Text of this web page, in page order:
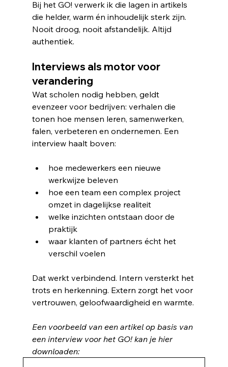
Bij het GO! verwerk ik die lagen in artikels
die helder, warm én inhoudelijk sterk zijn.
Nooit droog, nooit afstandelijk. Altijd
authentiek.
Interviews als motor voor
verandering
Wat scholen nodig hebben, geldt
evenzeer voor bedrijven: verhalen die
tonen hoe mensen leren, samenwerken,
falen, verbeteren en ondernemen. Een
interview haalt boven:
hoe medewerkers een nieuwe
werkwijze beleven
hoe een team een complex project
omzet in dagelijkse realiteit
welke inzichten ontstaan door de
praktijk
waar klanten of partners écht het
verschil voelen
Dat werkt verbindend. Intern versterkt het
trots en herkenning. Extern zorgt het voor
vertrouwen, geloofwaardigheid en warmte.
Een voorbeeld van een artikel op basis van
een interview voor het GO! kan je hier
downloaden: